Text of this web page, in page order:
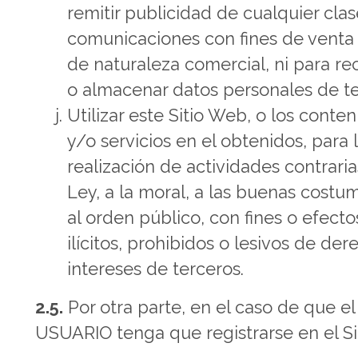
remitir publicidad de cualquier
comunicaciones con fines de
de naturaleza comercial, ni para
o almacenar datos personales de
Utilizar este Sitio Web, o los
y/o servicios en el obtenidos, para
realización de actividades
Ley, a la moral, a las buenas
al orden público, con fines o
ilícitos, prohibidos o lesivos de
intereses de terceros.
2.5. Por otra parte, en el caso de que el
USUARIO tenga que registrarse en el